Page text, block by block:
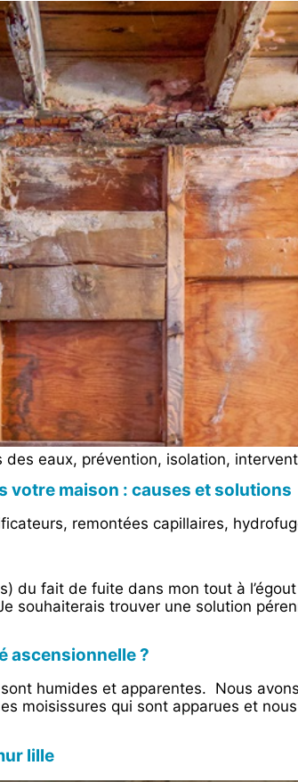
eaux, prévention, isolation,
votre maison : causes et solutions
remontées capillaires,
du fait de fuite dans mon tout à
souhaiterais trouver une solution
ascensionnelle ?
humides et apparentes. Nous
moisissures qui sont apparues et
lille